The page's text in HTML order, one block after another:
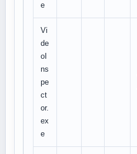
e
Vi
de
oI
ns
pe
ct
or.
ex
e